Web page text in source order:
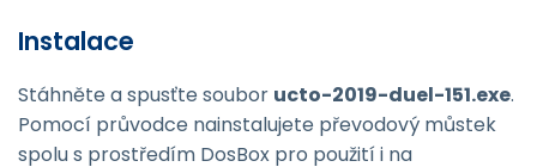
Instalace
Stáhněte a spusťte soubor ucto-2019-duel-151.exe.
Pomocí průvodce nainstalujete převodový můstek
spolu s prostředím DosBox pro použití i na